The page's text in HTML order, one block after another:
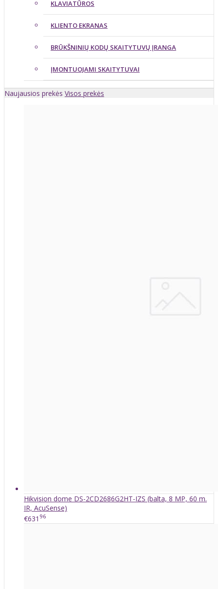
KLAVIATŪROS
KLIENTO EKRANAS
BRŪKŠNINIŲ KODŲ SKAITYTUVŲ ĮRANGA
ĮMONTUOJAMI SKAITYTUVAI
Naujausios prekės Visos prekės
Hikvision dome DS-2CD2686G2HT-IZS (balta, 8 MP, 60 m.
IR, AcuSense)
€631 96